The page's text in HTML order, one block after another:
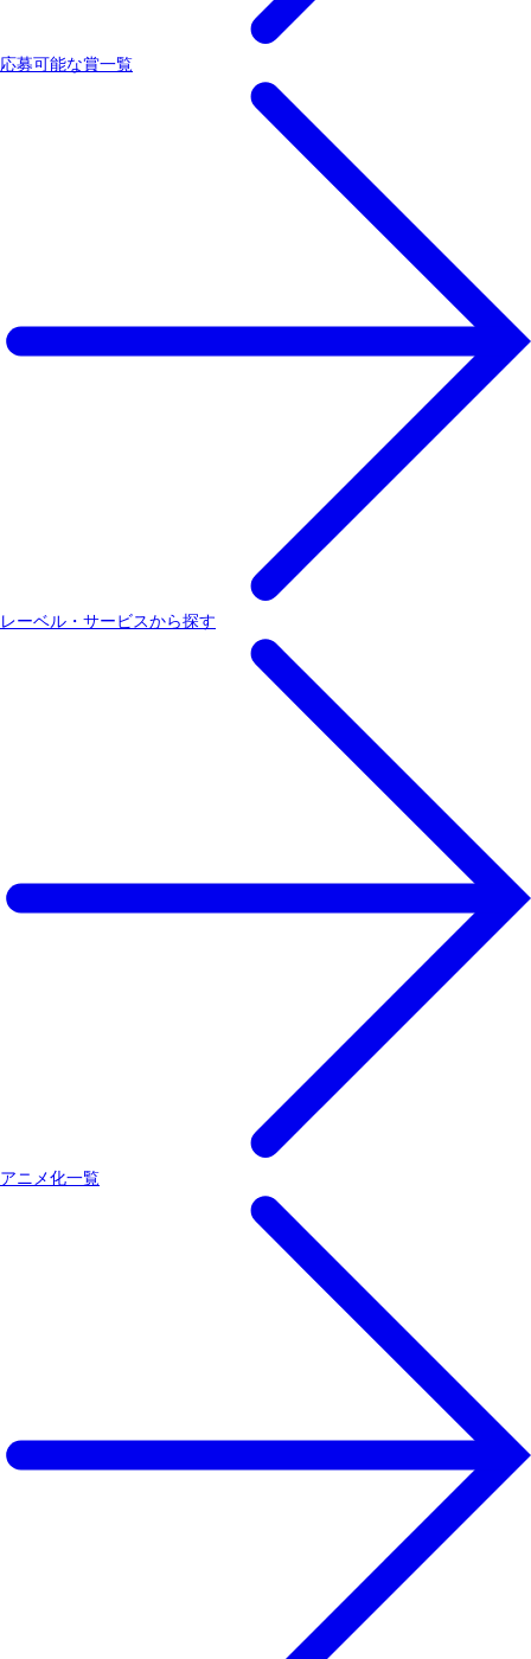
応募可能な賞一覧
レーベル・サービスから探す
アニメ化一覧